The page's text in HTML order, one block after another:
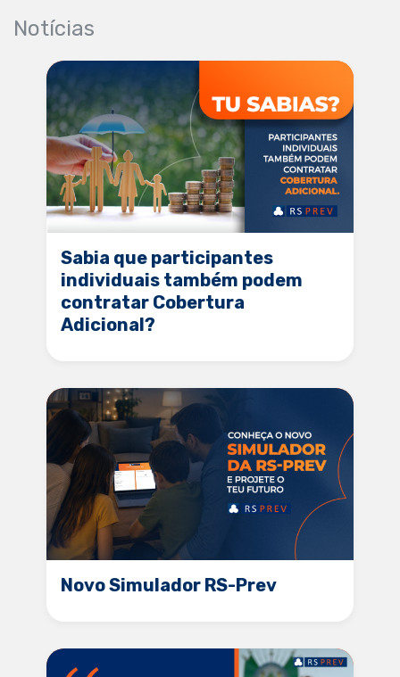
Notícias
Sabia que participantes
individuais também podem
contratar Cobertura
Adicional?
Novo Simulador RS-Prev